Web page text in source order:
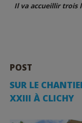
Il va accueillir trois
POST
SUR LE
XXIII À CLICHY